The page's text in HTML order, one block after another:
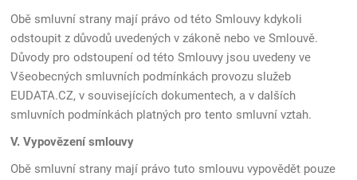
Obě smluvní strany mají právo od této Smlouvy kdykoli
odstoupit z důvodů uvedených v zákoně nebo ve Smlouvě.
Důvody pro odstoupení od této Smlouvy jsou uvedeny ve
Všeobecných smluvních podmínkách provozu služeb
EUDATA.CZ, v souvisejících dokumentech, a v dalších
smluvních podmínkách platných pro tento smluvní vztah.
V. Vypovězení smlouvy
Obě smluvní strany mají právo tuto smlouvu vypovědět pouze